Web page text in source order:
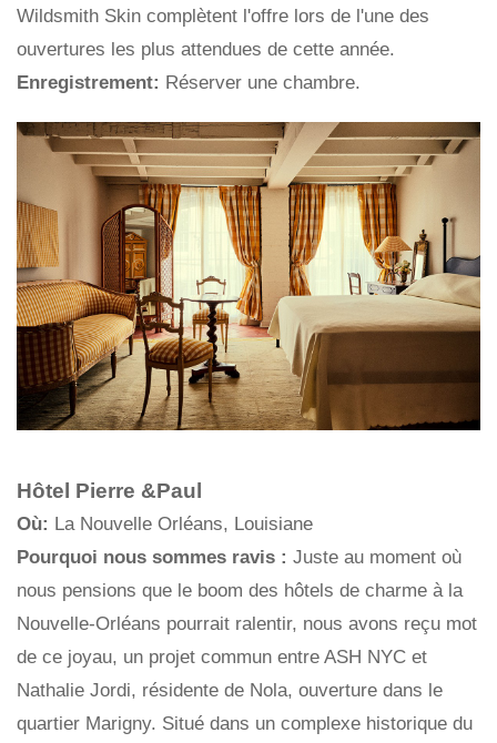
Wildsmith Skin complètent l'offre lors de l'une des
ouvertures les plus attendues de cette année.
Enregistrement: Réserver une chambre.
Hôtel Pierre &Paul
Où: La Nouvelle Orléans, Louisiane
Pourquoi nous sommes ravis : Juste au moment où
nous pensions que le boom des hôtels de charme à la
Nouvelle-Orléans pourrait ralentir, nous avons reçu mot
de ce joyau, un projet commun entre ASH NYC et
Nathalie Jordi, résidente de Nola, ouverture dans le
quartier Marigny. Situé dans un complexe historique du